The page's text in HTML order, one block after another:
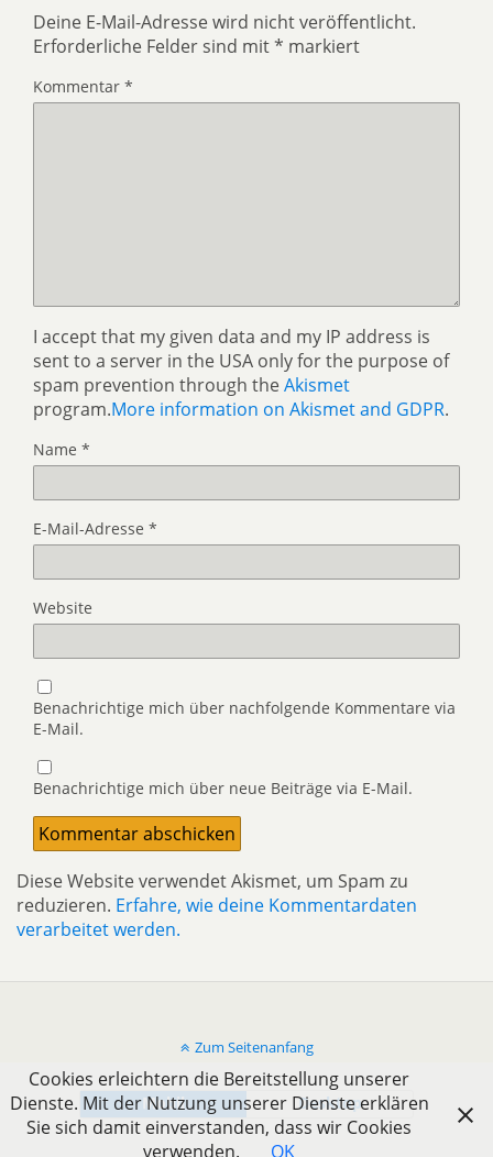
Deine E-Mail-Adresse wird nicht veröffentlicht.
Erforderliche Felder sind mit* markiert
Kommentar *
I accept that my given data and my IP address is
sent to a server in the USA only for the purpose of
spam prevention through theAkismet
program.More information on Akismet and GDPR.
Name *
E-Mail-Adresse *
Website
Benachrichtige mich über nachfolgende Kommentare via
E-Mail.
Benachrichtige mich über neue Beiträge via E-Mail.
Diese Website verwendet Akismet, um Spam zu
reduzieren. Erfahre, wie deine Kommentardaten
verarbeitet werden.
Zum Seitenanfang
Mobil Desktop
Cookies erleichtern die Bereitstellung unserer
Dienste. Mit der Nutzung unserer Dienste erklären
Sie sich damit einverstanden, dass wir Cookies
verwenden.
OK